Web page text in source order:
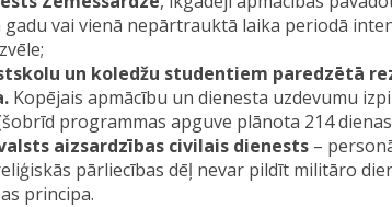
gadu vai vienā nepārtrauktā laika periodā
un koledžu studentiem paredzētā
Kopējais apmācību un dienesta uzdevumu
programmas apguve plānota 214
aizsardzības civilais dienests –
pārliecības dēļ nevar pildīt militāro
principa.